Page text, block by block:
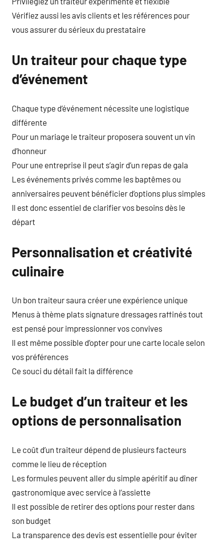
Vérifiez aussi les avis clients et les références pour
vous assurer du sérieux du prestataire
Un traiteur pour chaque type
d’événement
Chaque type d’événement nécessite une logistique
différente
Pour un mariage le traiteur proposera souvent un vin
d’honneur
Pour une entreprise il peut s’agir d’un repas de gala
Les événements privés comme les baptêmes ou
anniversaires peuvent bénéficier d’options plus simples
Il est donc essentiel de clarifier vos besoins dès le
départ
Personnalisation et créativité
culinaire
Un bon traiteur saura créer une expérience unique
Menus à thème plats signature dressages raffinés tout
est pensé pour impressionner vos convives
Il est même possible d’opter pour une carte locale selon
vos préférences
Ce souci du détail fait la différence
Le budget d’un traiteur et les
options de personnalisation
Le coût d’un traiteur dépend de plusieurs facteurs
comme le lieu de réception
Les formules peuvent aller du simple apéritif au dîner
gastronomique avec service à l’assiette
Il est possible de retirer des options pour rester dans
son budget
La transparence des devis est essentielle pour éviter